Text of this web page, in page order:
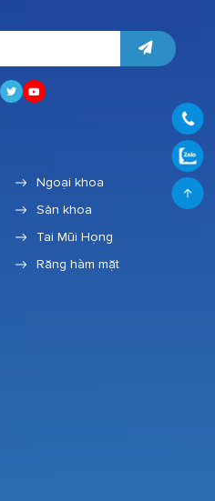
Ngoại khoa
Sản khoa
Tai Mũi Họng
Răng hàm mặt